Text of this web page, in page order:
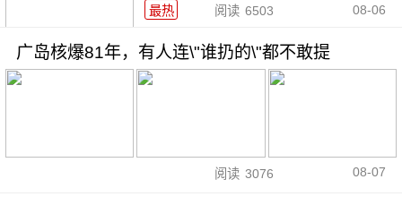
最热 阅读 6503 08-06
广岛核爆81年，有人连\"谁扔的\"都不敢提
阅读 3076 08-07